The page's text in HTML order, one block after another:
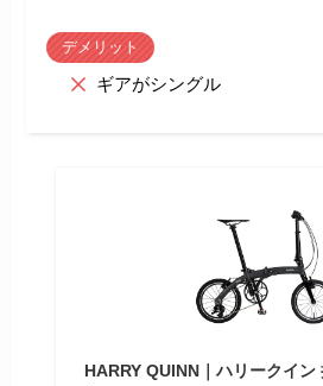
デメリット
ギアがシングル
HARRY QUINN｜ハリークイン